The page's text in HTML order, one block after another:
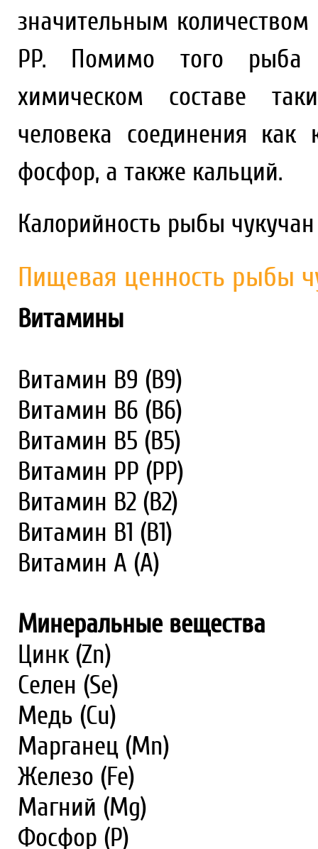
значительным
РР. Помимо того рыба
химическом составе
человека соединения как
фосфор, а также кальций.
Калорийность рыбы
Пищевая ценность рыбы
Витамины
Витамин В9 (В9)
Витамин В6 (В6)
Витамин В5 (В5)
Витамин PP (PP)
Витамин В2 (В2)
Витамин В1 (В1)
Витамин А (А)
Минеральные вещества
Цинк (Zn)
Селен (Se)
Медь (Cu)
Марганец (Mn)
Железо (Fe)
Магний (Mg)
Фосфор (P)